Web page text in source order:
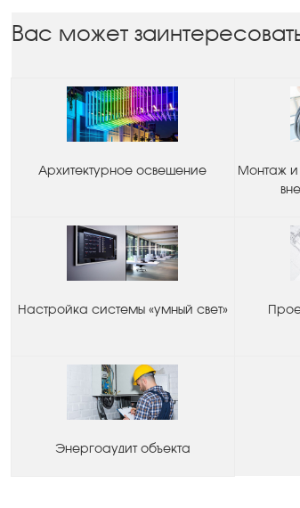
Вас может
Архитектурное освещение
Монтаж и
Настройка системы «умный свет»
Энергоаудит объекта